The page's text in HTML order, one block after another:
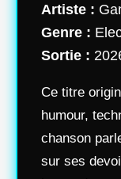
Artiste :
Genre :
Sortie :
Ce titre
humour,
chanson
sur ses